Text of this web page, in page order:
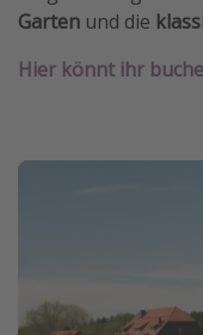
Garten und die
Hier könnt ihr